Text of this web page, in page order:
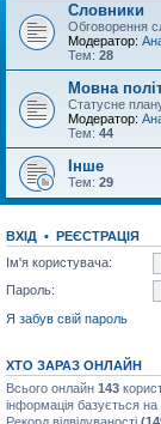
Словники
Обговорення
Модератор:
Тем: 28
Мовна
Статусне
Модератор:
Тем: 44
Інше
Тем: 29
ВХІД • РЕЄСТРАЦІЯ
Ім'я користувача:
Пароль:
Я забув свій пароль
ХТО ЗАРАЗ ОНЛАЙН
Всього онлайн 143
інформація базується на
Рекорд відвідуваності